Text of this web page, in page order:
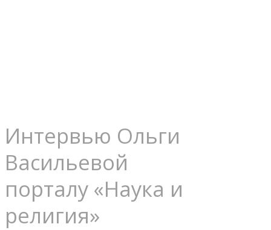
Интервью Ольги
Васильевой
порталу «Наука и
религия»